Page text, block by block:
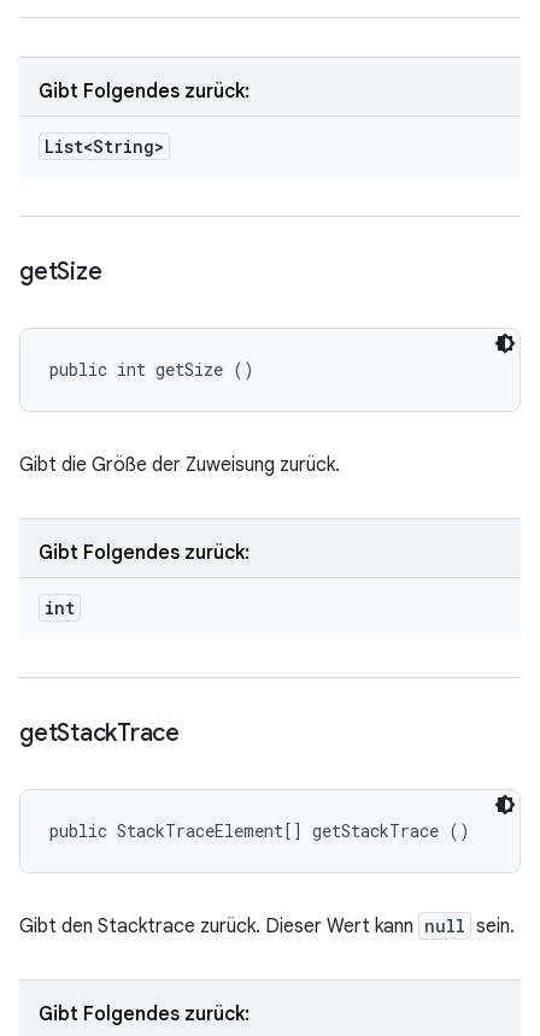
Gibt Folgendes zurück:
List<String>
getSize
public int getSize ()
Gibt die Größe der Zuweisung zurück.
Gibt Folgendes zurück:
int
getStackTrace
public StackTraceElement[] getStackTrace ()
Gibt den Stacktrace zurück. Dieser Wert kann null sein.
Gibt Folgendes zurück: